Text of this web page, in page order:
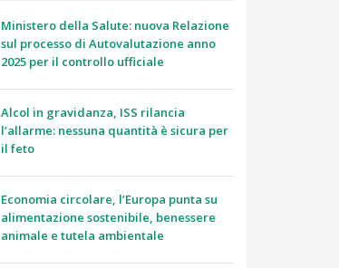
Ministero della Salute: nuova Relazione
sul processo di Autovalutazione anno
2025 per il controllo ufficiale
Alcol in gravidanza, ISS rilancia
l’allarme: nessuna quantità è sicura per
il feto
Economia circolare, l’Europa punta su
alimentazione sostenibile, benessere
animale e tutela ambientale